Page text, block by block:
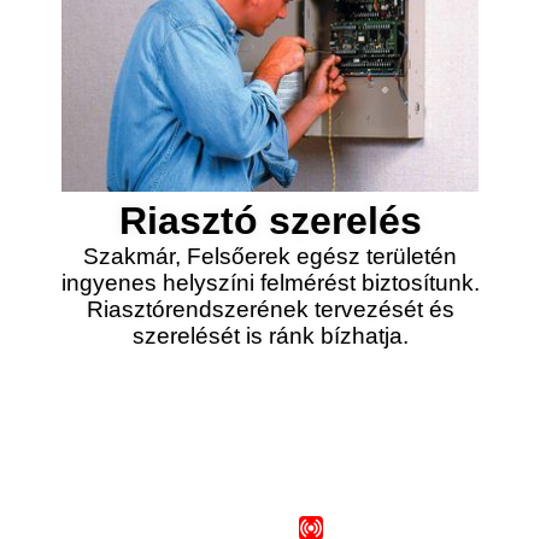
Riasztó szerelés
Szakmár, Felsőerek egész területén
ingyenes helyszíni felmérést biztosítunk.
Riasztórendszerének tervezését és
szerelését is ránk bízhatja.